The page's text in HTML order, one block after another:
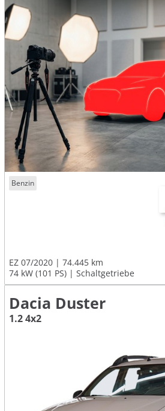
Benzin
EZ 07/2020
74.445 km
74 kW (101 PS)
Schaltgetriebe
Dacia Duster
1.2 4x2